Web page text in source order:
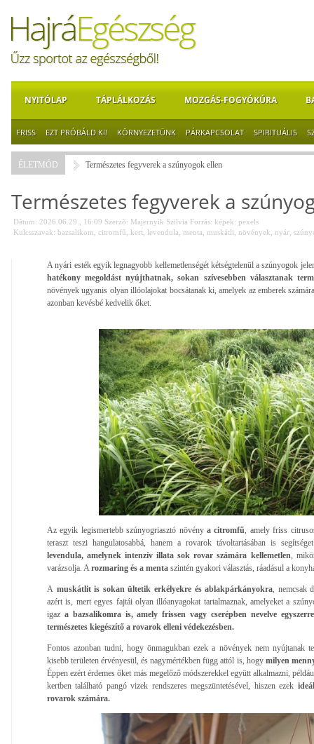
NYITÓLAP TÁPLÁLKOZÁS MOZGÁS-FOGYÓKÚRA
FRISS EZT PRÓBÁLD KI! KÖRNYEZETÜNK PÁRKAPCSOLAT SPIRITUÁLIS
ÉLETMÓD Természetes fegyverek a szúnyogok ellen
Természetes fegyverek a
Dátum: 2026.06.29., 16:09 Szerző: Majernyik Szilvia Forrás: képek: pexels
Kulcsszavak: bazsalikom citromfű kert levendula menta muskátli növények nyár
A nyári esték egyik legnagyobb kellemetlenségét kétségtelenül a szúnyogok
hatékony megoldást nyújthatnak, sokan szívesebben választanak
növények ugyanis olyan illóolajokat bocsátanak ki, amelyek az emberek
azonban kevésbé kedvelik őket.
Az egyik legismertebb szúnyogriasztó növénya citromfű
, amely friss
teraszt teszi hangulatosabbá, hanem a rovarok távoltartásában is
levendula, amelynek intenzív illata sok rovar számára kellemetlen ,
varázsolja. A rozmaring és a menta szintén gyakori választás, ráadásul a
A muskátlit is sokan ültetik erkélyekre és ablakpárkányokra , nemcsak
azért is, mert egyes fajtái olyan illóanyagokat tartalmaznak, amelyeket a
igaz a bazsalikomra is, amely frissen vagy cserépben nevelve
természetes kiegészítő a rovarok elleni védekezésben.
Fontos azonban tudni, hogy önmagukban ezek a növények nem nyújtanak
kisebb területen érvényesül, és nagymértékben függ attól is, hogy milyen
Éppen ezért érdemes őket más megelőző módszerekkel együtt alkalmazni,
kertben található pangó vizek rendszeres megszüntetésével, hiszen ezek
rovarok számára.